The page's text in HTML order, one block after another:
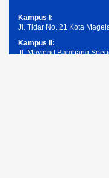
Kampus I:
Jl. Tidar No. 21 Kota
Kampus II:
Jl. Mayjend Bambang